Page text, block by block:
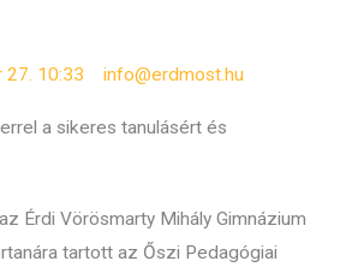
27. 10:33 info@erdmost.hu
a sikeres tanulásért és
Érdi Vörösmarty Mihály Gimnázium
tartott az Őszi Pedagógiai